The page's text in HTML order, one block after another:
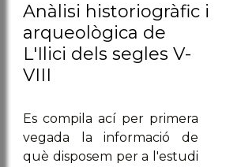
Anàlisi historiogràfic i
arqueològica de
L'Ilici dels segles V-
VIII
Es compila ací per primera
vegada la informació de
què disposem per a l'estudi